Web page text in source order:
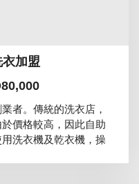
加盟
者。傳統的洗衣店，
價格較高，因此自助
洗衣機及乾衣機，操